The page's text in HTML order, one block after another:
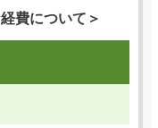
費について＞